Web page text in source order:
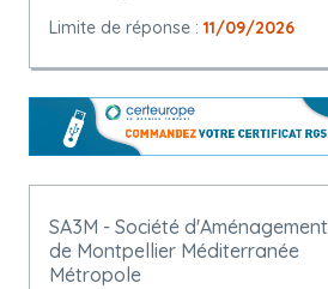
Limite de réponse : 11/09/2026
SA3M - Société d'Aménagement
de Montpellier Méditerranée
Métropole